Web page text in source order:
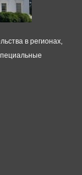
в регионах,